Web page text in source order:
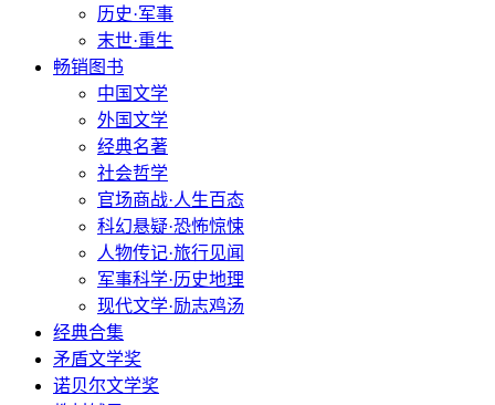
历史·军事
末世·重生
畅销图书
中国文学
外国文学
经典名著
社会哲学
官场商战·人生百态
科幻悬疑·恐怖惊悚
人物传记·旅行见闻
军事科学·历史地理
现代文学·励志鸡汤
经典合集
矛盾文学奖
诺贝尔文学奖